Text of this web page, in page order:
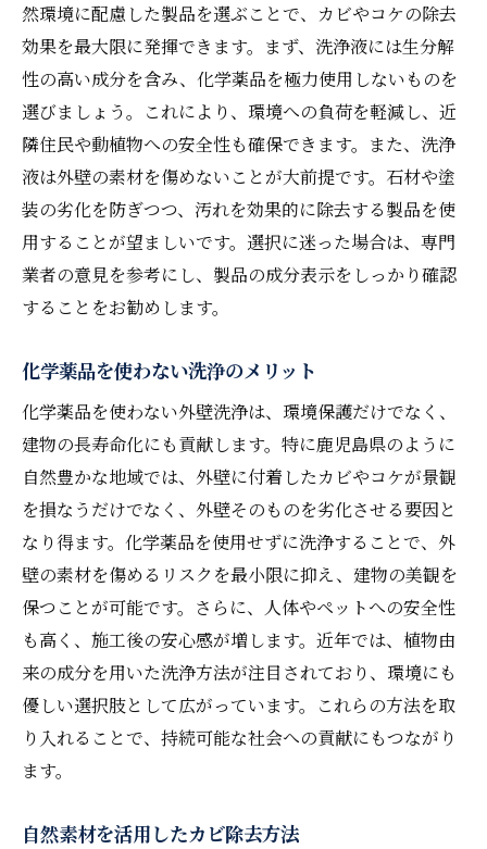
然環境に配慮した製品を選ぶことで、カビやコケの除去
効果を最大限に発揮できます。まず、洗浄液には生分解
性の高い成分を含み、化学薬品を極力使用しないものを
選びましょう。これにより、環境への負荷を軽減し、近
隣住民や動植物への安全性も確保できます。また、洗浄
液は外壁の素材を傷めないことが大前提です。石材や塗
装の劣化を防ぎつつ、汚れを効果的に除去する製品を使
用することが望ましいです。選択に迷った場合は、専門
業者の意見を参考にし、製品の成分表示をしっかり確認
することをお勧めします。
化学薬品を使わない洗浄のメリット
化学薬品を使わない外壁洗浄は、環境保護だけでなく、
建物の長寿命化にも貢献します。特に鹿児島県のように
自然豊かな地域では、外壁に付着したカビやコケが景観
を損なうだけでなく、外壁そのものを劣化させる要因と
なり得ます。化学薬品を使用せずに洗浄することで、外
壁の素材を傷めるリスクを最小限に抑え、建物の美観を
保つことが可能です。さらに、人体やペットへの安全性
も高く、施工後の安心感が増します。近年では、植物由
来の成分を用いた洗浄方法が注目されており、環境にも
優しい選択肢として広がっています。これらの方法を取
り入れることで、持続可能な社会への貢献にもつながり
ます。
自然素材を活用したカビ除去方法